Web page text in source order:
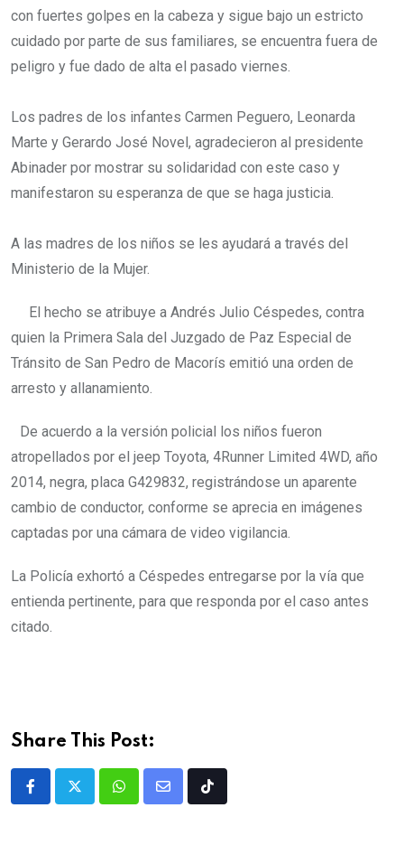
con fuertes golpes en la cabeza y sigue bajo un estricto
cuidado por parte de sus familiares, se encuentra fuera de
peligro y fue dado de alta el pasado viernes.
Los padres de los infantes Carmen Peguero, Leonarda
Marte y Gerardo José Novel, agradecieron al presidente
Abinader por mostrar su solidaridad con este caso y
manifestaron su esperanza de que se haga justicia.
A las madres de los niños se les ayudará a través del
Ministerio de la Mujer.
El hecho se atribuye a Andrés Julio Céspedes, contra
quien la Primera Sala del Juzgado de Paz Especial de
Tránsito de San Pedro de Macorís emitió una orden de
arresto y allanamiento.
De acuerdo a la versión policial los niños fueron
atropellados por el jeep Toyota, 4Runner Limited 4WD, año
2014, negra, placa G429832, registrándose un aparente
cambio de conductor, conforme se aprecia en imágenes
captadas por una cámara de video vigilancia.
La Policía exhortó a Céspedes entregarse por la vía que
entienda pertinente, para que responda por el caso antes
citado.
Share This Post: